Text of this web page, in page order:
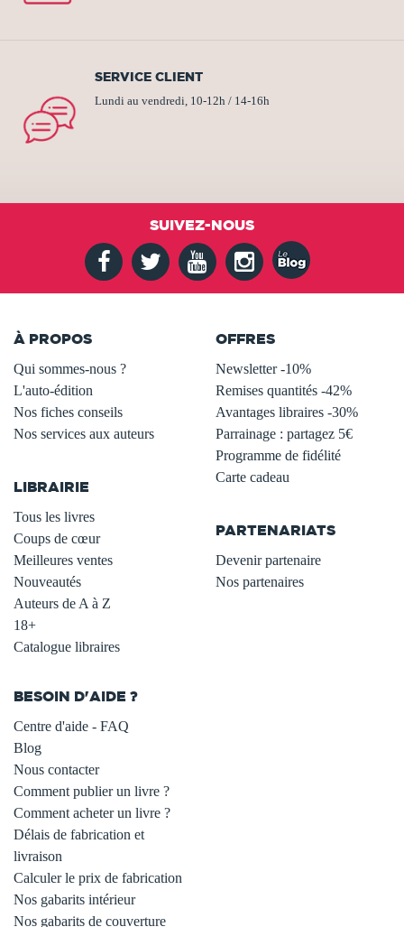
SERVICE CLIENT
Lundi au vendredi, 10-12h / 14-16h
SUIVEZ-NOUS
À PROPOS
Qui sommes-nous ?
L'auto-édition
Nos fiches conseils
Nos services aux auteurs
LIBRAIRIE
Tous les livres
Coups de cœur
Meilleures ventes
Nouveautés
Auteurs de A à Z
18+
Catalogue libraires
OFFRES
Newsletter -10%
Remises quantités -42%
Avantages libraires -30%
Parrainage : partagez 5€
Programme de fidélité
Carte cadeau
PARTENARIATS
Devenir partenaire
Nos partenaires
BESOIN D'AIDE ?
Centre d'aide - FAQ
Blog
Nous contacter
Comment publier un livre ?
Comment acheter un livre ?
Délais de fabrication et
livraison
Calculer le prix de fabrication
Nos gabarits intérieur
Nos gabarits de couverture